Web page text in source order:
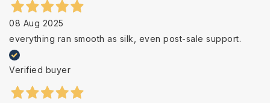
08 Aug 2025
everything ran smooth as silk, even post-sale support.
Verified buyer